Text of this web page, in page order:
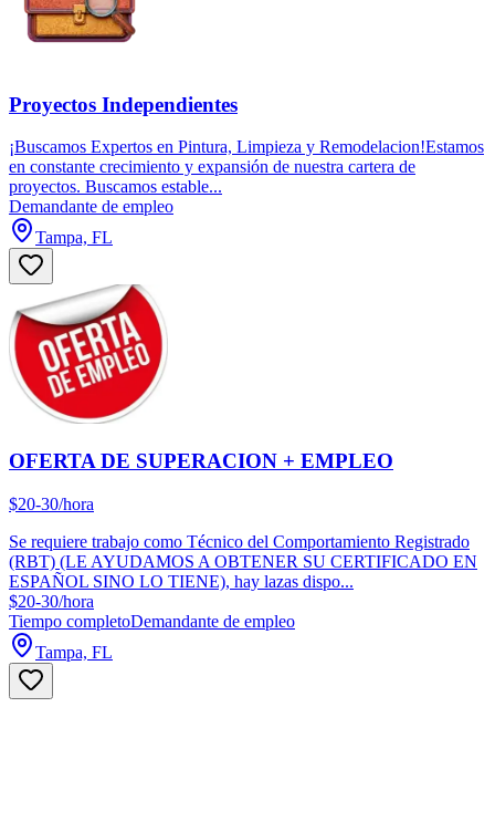
Proyectos Independientes
¡Buscamos Expertos en Pintura, Limpieza y Remodelacion!Estamos
en constante crecimiento y expansión de nuestra cartera de
proyectos. Buscamos estable...
Demandante de empleo
Tampa, FL
OFERTA DE SUPERACION + EMPLEO
$20-30/hora
Se requiere trabajo como Técnico del Comportamiento Registrado
(RBT) (LE AYUDAMOS A OBTENER SU CERTIFICADO EN
ESPAÑOL SINO LO TIENE), hay lazas dispo...
$20-30/hora
Tiempo completoDemandante de empleo
Tampa, FL